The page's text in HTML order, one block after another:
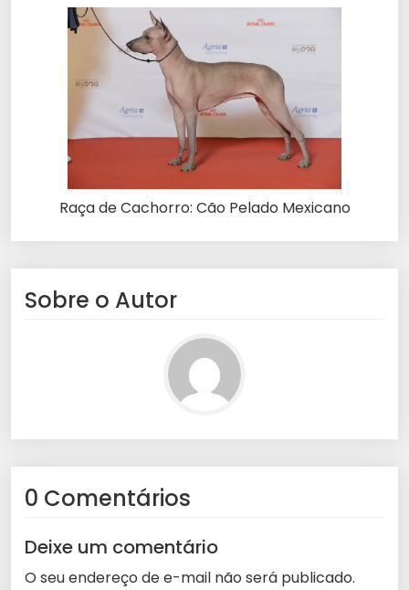
Raça de Cachorro: Cão Pelado Mexicano
Sobre o Autor
0 Comentários
Deixe um comentário
O seu endereço de e-mail não será publicado.